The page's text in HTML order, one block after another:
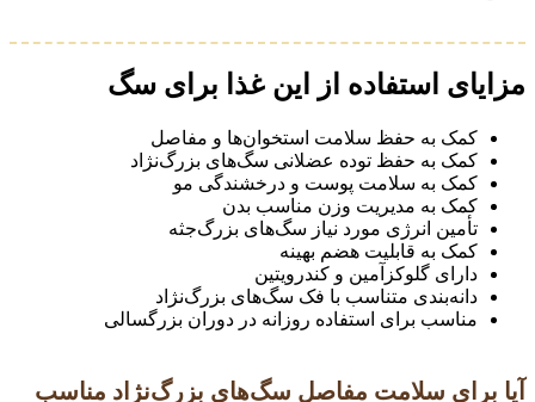
مزایای استفاده از این غذا برای سگ
کمک به حفظ سلامت استخوان‌ها و مفاصل
کمک به حفظ توده عضلانی سگ‌های بزرگ‌نژاد
کمک به سلامت پوست و درخشندگی مو
کمک به مدیریت وزن مناسب بدن
تأمین انرژی مورد نیاز سگ‌های بزرگ‌جثه
کمک به قابلیت هضم بهینه
دارای گلوکزآمین و کندرویتین
دانه‌بندی متناسب با فک سگ‌های بزرگ‌نژاد
مناسب برای استفاده روزانه در دوران بزرگسالی
آیا برای سلامت مفاصل سگ‌های بزرگ‌نژاد مناسب